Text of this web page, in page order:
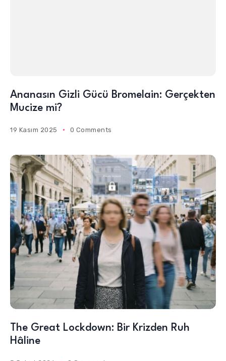
Ananasın Gizli Gücü Bromelain: Gerçekten
Mucize mi?
19 Kasım 2025 0 Comments
The Great Lockdown: Bir Krizden Ruh
Hâline